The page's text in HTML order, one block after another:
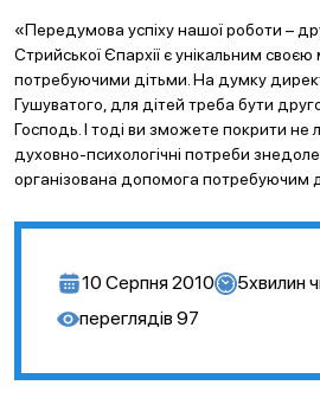
«Передумова успіху нашої роботи –
Стрийської Єпархії є унікальним
потребуючими дітьми. На думку
Гушуватого, для дітей треба бути
Господь. І тоді ви зможете покрити не
духовно-психологічні потреби
організована допомога
10 Серпня 2010 5хвилин
переглядів 97